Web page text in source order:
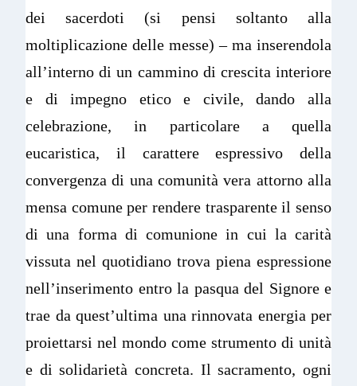
dei sacerdoti (si pensi soltanto alla
moltiplicazione delle messe) – ma inserendola
all’interno di un cammino di crescita interiore
e di impegno etico e civile, dando alla
celebrazione, in particolare a quella
eucaristica, il carattere espressivo della
convergenza di una comunità vera attorno alla
mensa comune per rendere trasparente il senso
di una forma di comunione in cui la carità
vissuta nel quotidiano trova piena espressione
nell’inserimento entro la pasqua del Signore e
trae da quest’ultima una rinnovata energia per
proiettarsi nel mondo come strumento di unità
e di solidarietà concreta. Il sacramento, ogni